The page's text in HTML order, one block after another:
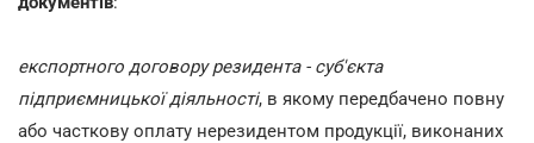
експортного договору резидента - суб'єкта
підприємницької діяльності, в якому передбачено повну
або часткову оплату нерезидентом продукції, виконаних